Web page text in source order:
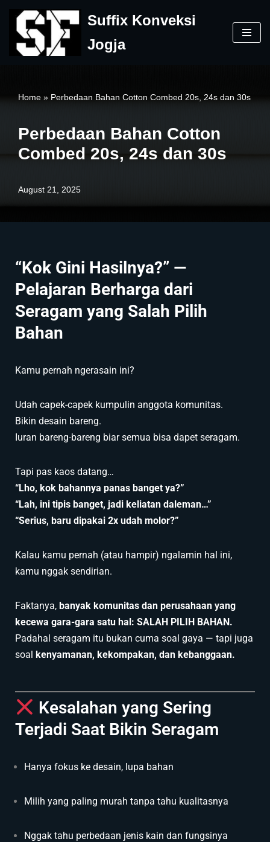
Skip
to
Suffix Konveksi
Jogja
Home » Perbedaan Bahan Cotton Combed 20s, 24s dan 30s
Perbedaan Bahan Cotton
Combed 20s, 24s dan 30s
August 21, 2025
“Kok Gini Hasilnya?” —
Pelajaran Berharga dari
Seragam yang Salah Pilih
Bahan
Kamu pernah ngerasain ini?
Udah capek-capek kumpulin anggota komunitas.
Bikin desain bareng.
Iuran bareng-bareng biar semua bisa dapet seragam.
Tapi pas kaos datang…
“Lho, kok bahannya panas banget ya?”
“Lah, ini tipis banget, jadi keliatan daleman…”
“Serius, baru dipakai 2x udah molor?”
Kalau kamu pernah (atau hampir) ngalamin hal ini,
kamu nggak sendirian.
Faktanya, banyak komunitas dan perusahaan yang
kecewa gara-gara satu hal: SALAH PILIH BAHAN.
Padahal seragam itu bukan cuma soal gaya — tapi juga
soal kenyamanan, kekompakan, dan kebanggaan.
Kesalahan yang Sering
Terjadi Saat Bikin Seragam
Hanya fokus ke desain, lupa bahan
Milih yang paling murah tanpa tahu kualitasnya
Nggak tahu perbedaan jenis kain dan fungsinya